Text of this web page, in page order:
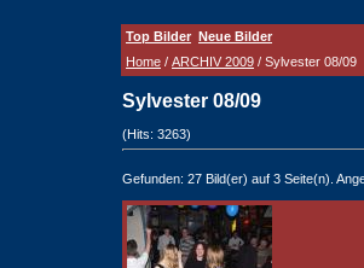
Top Bilder Neue Bilder
Home / ARCHIV 2009 / Sylvester 08/09
Sylvester 08/09
(Hits: 3263)
Gefunden: 27 Bild(er) auf 3 Seite(n).